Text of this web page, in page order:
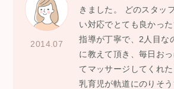
2014.07
きました。 どのスタッ
い対応でとても良かっ
指導が丁寧で、2人目な
に教えて頂き、毎日お
てマッサージしてくれ
乳育児が軌道にのりそ